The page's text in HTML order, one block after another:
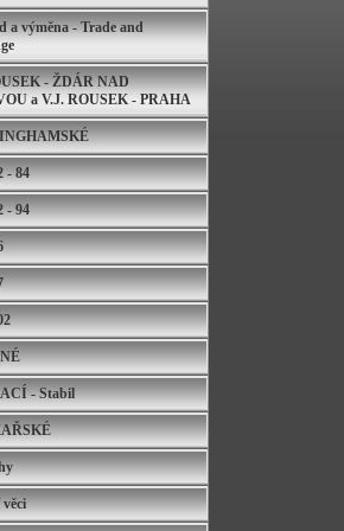
a výměna - Trade and
- ŽDÁR NAD
a V.J. ROUSEK - PRAHA
- 84
- 94
- Stabil